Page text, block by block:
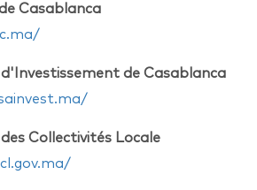
Casablanca
de Casablanca
Collectivités Locale